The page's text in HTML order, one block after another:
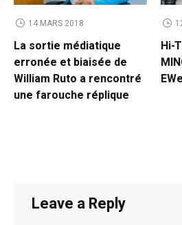
14 MARS 2018
La sortie médiatique
erronée et biaisée de
William Ruto a rencontré
une farouche réplique
Hi-
Leave a Reply